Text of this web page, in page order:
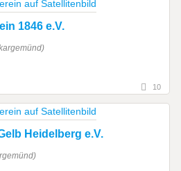
1846 e.V.
10
Heidelberg e.V.